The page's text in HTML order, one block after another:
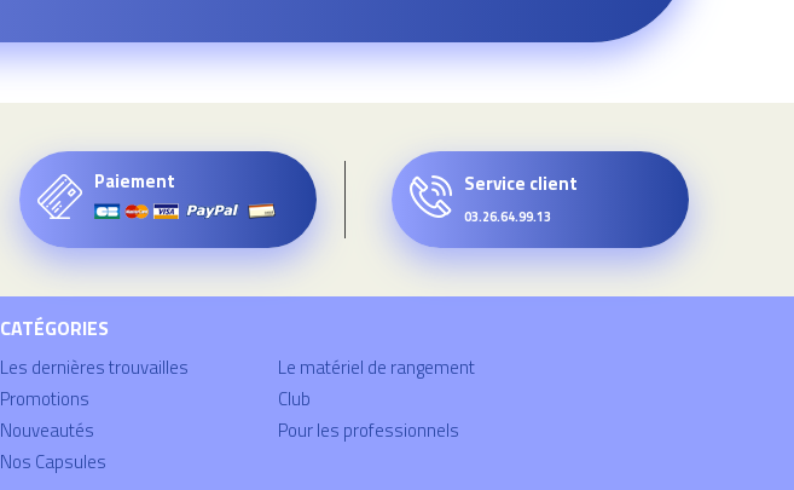
Paiement Service client
03.26.64.99.13
CATÉGORIES
Les dernières trouvailles
Promotions
Nouveautés
Nos Capsules
Le matériel de rangement
Club
Pour les professionnels